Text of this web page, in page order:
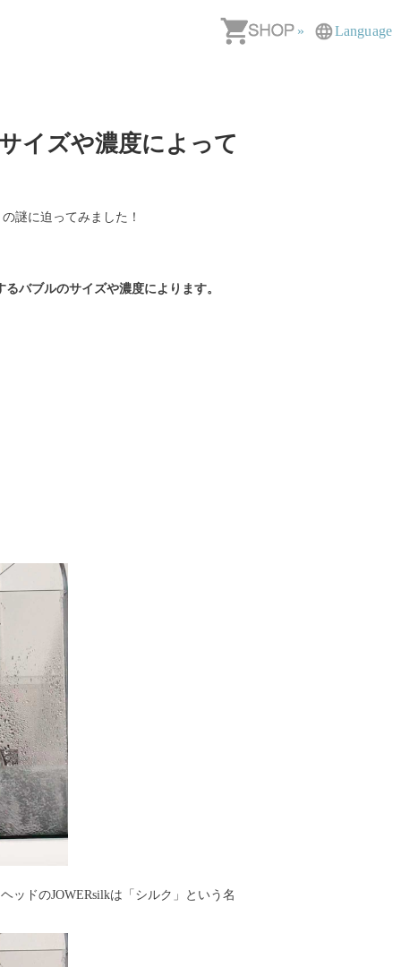
» Language
イズや濃度によって
の謎に迫ってみました！
バブルのサイズや濃度によります。
ッドのJOWERsilkは「シルク」という名